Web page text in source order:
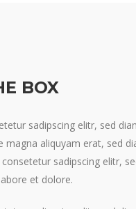
BOX
sadipscing elitr, sed
aliquyam erat, sed
sadipscing elitr,
et dolore.